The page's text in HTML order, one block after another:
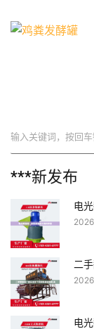
***新发布
电
二
电